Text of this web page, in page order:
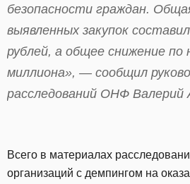
безопасности граждан.
выявленных закупок
рублей, а общее снижение
миллиона», — сообщил
расследований ОНФ Валерий
Всего в материалах
организаций с демпингом на